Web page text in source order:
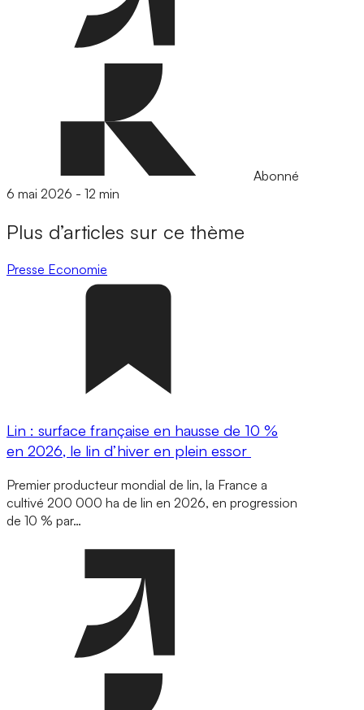
Abonné
6 mai 2026 - 12 min
Plus d’articles sur ce thème
Presse Economie
Lin : surface française en hausse de 10 %
en 2026, le lin d’hiver en plein essor
Premier producteur mondial de lin, la France a
cultivé 200 000 ha de lin en 2026, en progression
de 10 % par…